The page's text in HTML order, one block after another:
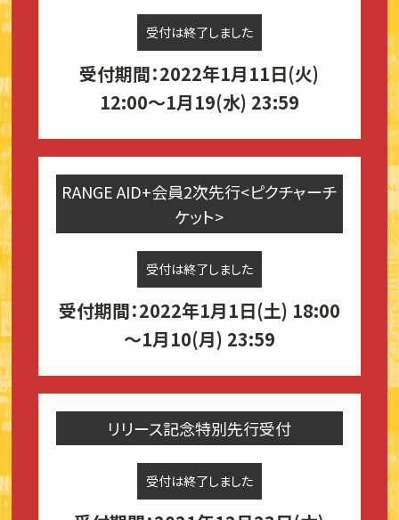
受付は終了しました
受付期間：2022年1月11日(火)
12:00～1月19(水) 23:59
RANGE AID+会員2次先行<ピクチャーチ
ケット>
受付は終了しました
受付期間：2022年1月1日(土) 18:00
～1月10(月) 23:59
リリース記念特別先行受付
受付は終了しました